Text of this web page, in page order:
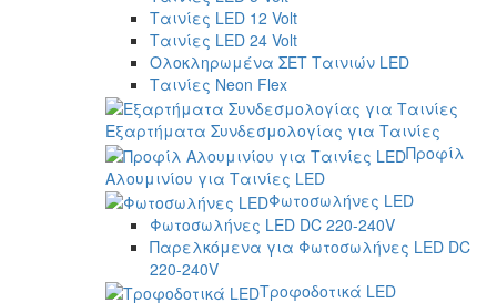
Ταινίες LED 12 Volt
Ταινίες LED 24 Volt
Ολοκληρωμένα ΣΕΤ Ταινιών LED
Ταινίες Neon Flex
Εξαρτήματα Συνδεσμολογίας για Ταινίες
Προφίλ
Αλουμινίου για Ταινίες LED
Φωτοσωλήνες LED
Φωτοσωλήνες LED DC 220-240V
Παρελκόμενα για Φωτοσωλήνες LED DC
220-240V
Τροφοδοτικά LED